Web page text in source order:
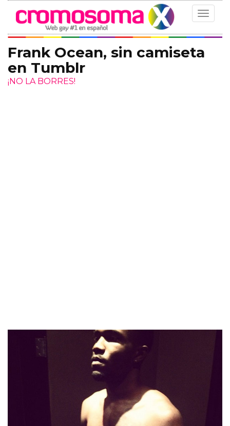
Toggle
Frank Ocean, sin camiseta
en Tumblr
¡NO LA BORRES!